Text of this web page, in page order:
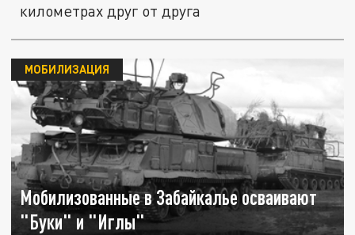
километрах друг от друга
Мобилизованные в Забайкалье осваивают
"Буки" и "Иглы"
МОБИЛИЗАЦИЯ